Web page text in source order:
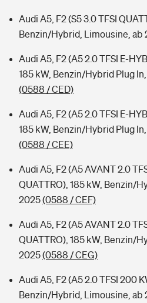
Audi A5, F2 (S5 3.0 TFSI
Benzin/Hybrid, Limousine, ab
Audi A5, F2 (A5 2.0 TFSI E-
185 kW, Benzin/Hybrid Plug
(0588 / CED)
Audi A5, F2 (A5 2.0 TFSI E-
185 kW, Benzin/Hybrid Plug
(0588 / CEE)
Audi A5, F2 (A5 AVANT 2.0
QUATTRO), 185 kW, Benzin/
2025(0588 / CEF)
Audi A5, F2 (A5 AVANT 2.0
QUATTRO), 185 kW, Benzin/
2025(0588 / CEG)
Audi A5, F2 (A5 2.0 TFSI 200
Benzin/Hybrid, Limousine, ab